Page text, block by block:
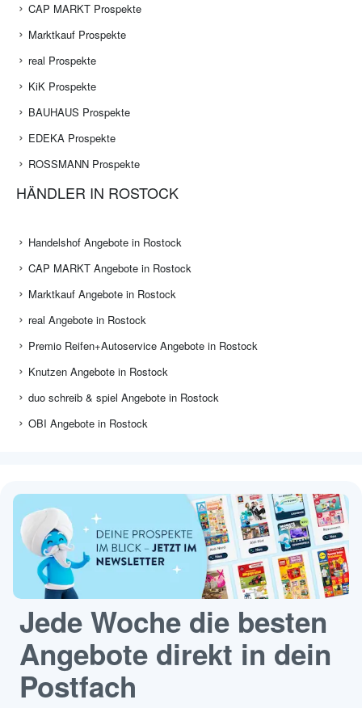
CAP MARKT Prospekte
Marktkauf Prospekte
real Prospekte
KiK Prospekte
BAUHAUS Prospekte
EDEKA Prospekte
ROSSMANN Prospekte
HÄNDLER IN ROSTOCK
Handelshof Angebote in Rostock
CAP MARKT Angebote in Rostock
Marktkauf Angebote in Rostock
real Angebote in Rostock
Premio Reifen+Autoservice Angebote in Rostock
Knutzen Angebote in Rostock
duo schreib & spiel Angebote in Rostock
OBI Angebote in Rostock
Jede Woche die besten
Angebote direkt in dein
Postfach